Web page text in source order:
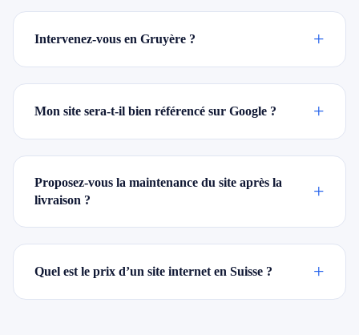
Intervenez-vous en Gruyère ? +
Mon site sera-t-il bien référencé sur Google ? +
Proposez-vous la maintenance du site après la
livraison ?
+
Quel est le prix d’un site internet en Suisse ? +